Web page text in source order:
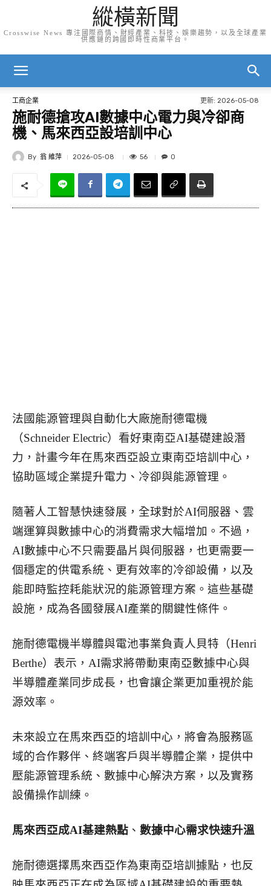
縱橫新聞
Crosswise News 專注國際商情、財經產業、科技、娛樂趨勢，以及全球產業
供應鏈的跨國即時性商業平台。
工商企業 更新: 2026-05-08
施耐德搶攻AI數據中心電力與冷卻商
機、馬來西亞設培訓中心
By 翁 維萍 2026-05-08 56 0
法國能源管理與自動化大廠施耐德電機
（Schneider Electric）看好東南亞AI基礎建設潛
力，計畫今年在馬來西亞設立東南亞培訓中心，
協助區域企業提升電力、冷卻與能源管理。
隨著人工智慧快速發展，全球對於AI伺服器、雲
端運算與數據中心的消費需求大幅增加。不過，
AI數據中心不只需要晶片與伺服器，也更需要一
個穩定的供電系統、更有效率的冷卻設備，以及
能即時監控耗能狀況的能源管理方案。這些基礎
設施，成為各國發展AI產業的關鍵性條件。
施耐德電機半導體與電池事業負責人貝特（Henri
Berthe）表示，AI需求將帶動東南亞數據中心與
半導體產業同步成長，也會讓企業更加重視於能
源效率。
未來設立在馬來西亞的培訓中心，將會為服務區
域的合作夥伴、終端客戶與半導體企業，提供中
壓能源管理系統、數據中心解決方案，以及實務
設備操作訓練。
馬來西亞成AI基建熱點 、 數據中心需求快速升溫
施耐德選擇馬來西亞作為東南亞培訓據點，也反